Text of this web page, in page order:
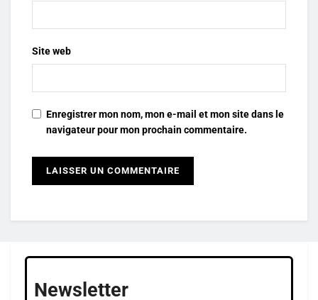
Site web
Enregistrer mon nom, mon e-mail et mon site dans le
navigateur pour mon prochain commentaire.
Newsletter